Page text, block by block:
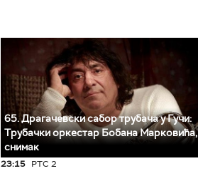
65. Драгачевски сабор трубача у Гучи:
Трубачки оркестар Бобана Марковића,
снимак
23:15 РТС 2